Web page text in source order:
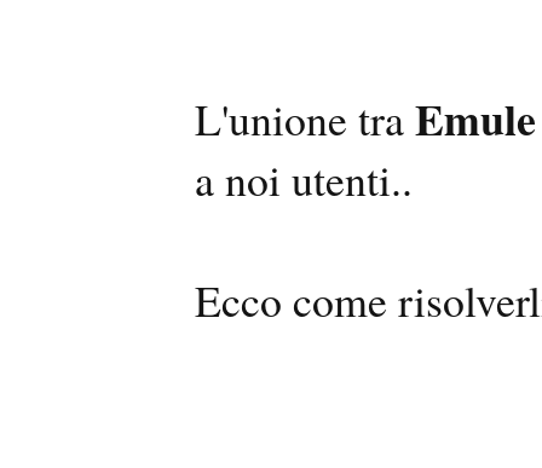
L'unione traEmule
a noi utenti..
Ecco come